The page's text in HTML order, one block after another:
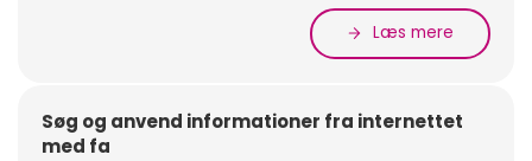
Læs mere
Søg og anvend informationer fra internettet
med fa